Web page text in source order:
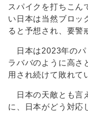
スパイクを打ちこん
い日本は当然ブロッ
ると予想され、要警
日本は2023年のパ
ラババのように高さ
用され続けて敗れて
日本の天敵とも言
に、日本がどう対応